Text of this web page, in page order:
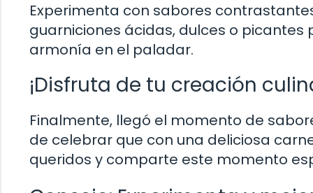
Experimenta con sabores
guarniciones ácidas, dulces o
armonía en el paladar.
¡Disfruta de tu creación
Finalmente, llegó el momento de
de celebrar que con una deliciosa
queridos y comparte este momento